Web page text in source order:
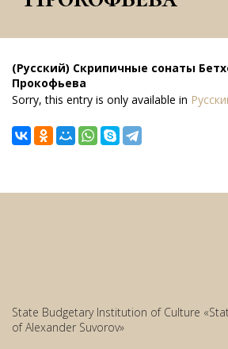
(Русский) Скрипичные сонаты
Прокофьева
Sorry, this entry is only available in
State Budgetary Institution of Culture
of Alexander Suvorov»